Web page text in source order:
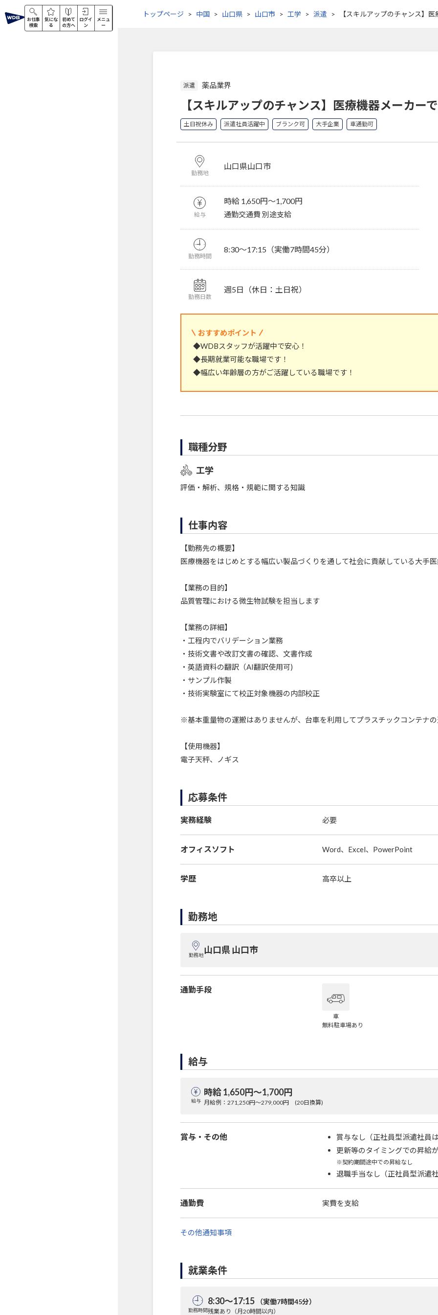
お仕事
検索
気にな
る
初めて
の方へ
ログイ
ン
メニュ
ー
トップページ 中国 山口県 山口市 工学 派遣 【スキルアップのチャンス】
派遣 薬品業界
【スキルアップのチャンス】医療機器メーカー
土日祝休み 派遣社員活躍中 ブランク可 大手企業 車通勤可
勤務地
山口県山口市
給与
時給 1,650円〜1,700円
通勤交通費 別途支給
勤務時間
8:30～17:15（実働7時間45分）
勤務日数
週5日（休日：土日祝）
おすすめポイント
◆WDBスタッフが活躍中で安心！
◆長期就業可能な職場です！
◆幅広い年齢層の方がご活躍している職場です！
職種分野
工学
評価・解析、規格・規範に関する知識
仕事内容
【勤務先の概要】
医療機器をはじめとする幅広い製品づくりを通して社会に貢献している大手
【業務の目的】
品質管理における微生物試験を担当します
【業務の詳細】
・工程内でバリデーション業務
・技術文書や改訂文書の確認、文書作成
・英語資料の翻訳（AI翻訳使用可)
・サンプル作製
・技術実験室にて校正対象機器の内部校正
※基本重量物の運搬はありませんが、台車を利用してプラスチックコンテナの
【使用機器】
電子天秤、ノギス
応募条件
実務経験 必要
オフィスソフト Word、Excel、PowerPoint
学歴 高卒以上
勤務地
勤務地山口県 山口市
通勤手段
車
無料駐車場あり
給与
給与
時給 1,650円〜1,700円
月給例：271,250円～279,000円 (20日換算)
賞与・その他
賞与なし（正社員型派遣社員は
更新等のタイミングでの昇給
※契約期間途中での昇給なし
退職手当なし（正社員型派遣社
通勤費 実費を支給
その他通知事項
就業条件
勤務時間
8:30～17:15 （実働7時間45分）
残業あり（月20時間以内）